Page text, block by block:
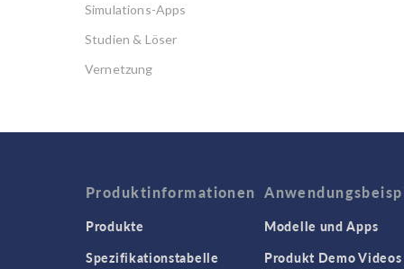
Simulations-Apps
Studien & Löser
Vernetzung
Produktinformationen
Produkte
Spezifikationstabelle
Modelle und Apps
Produkt Demo Videos